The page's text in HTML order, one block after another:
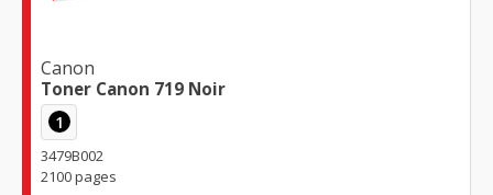
Canon
Toner Canon 719 Noir
1
3479B002
2100 pages